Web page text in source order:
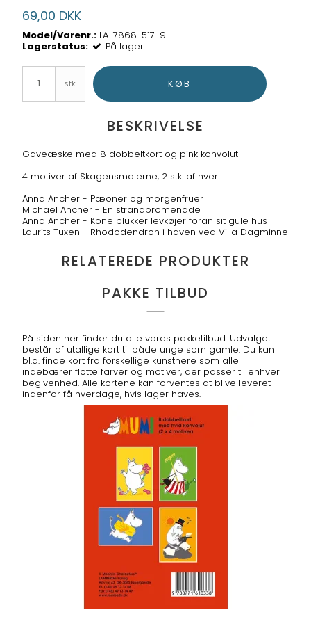
69,00 DKK
Model/Varenr.: LA-7868-517-9
Lagerstatus:
På lager.
stk. KØB
BESKRIVELSE
Gaveæske med 8 dobbeltkort og pink konvolut
4 motiver af Skagensmalerne, 2 stk. af hver
Anna Ancher - Pæoner og morgenfruer
Michael Ancher - En strandpromenade
Anna Ancher - Kone plukker levkøjer foran sit gule hus
Laurits Tuxen - Rhododendron i haven ved Villa Dagminne
RELATEREDE PRODUKTER
PAKKE TILBUD
På siden her finder du alle vores pakketilbud. Udvalget
består af utallige kort til både unge som gamle. Du kan
bl.a. finde kort fra forskellige kunstnere som alle
indebærer flotte farver og motiver, der passer til enhver
begivenhed. Alle kortene kan forventes at blive leveret
indenfor få hverdage, hvis lager haves.